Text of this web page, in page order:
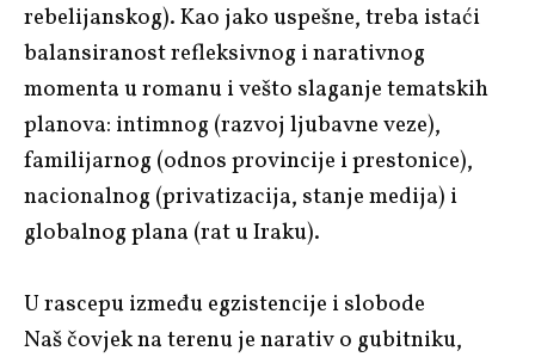
rebelijanskog). Kao jako uspešne, treba istaći
balansiranost refleksivnog i narativnog
momenta u romanu i vešto slaganje tematskih
planova: intimnog (razvoj ljubavne veze),
familijarnog (odnos provincije i prestonice),
nacionalnog (privatizacija, stanje medija) i
globalnog plana (rat u Iraku).
U rascepu između egzistencije i slobode
Naš čovjek na terenuje narativ o gubitniku,